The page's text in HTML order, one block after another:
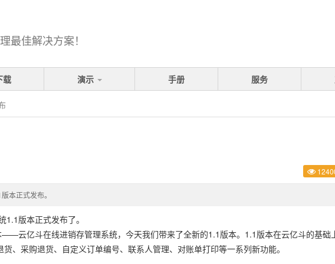
最佳解决方案！
载 演示 手册 服务
本正式发布。
版本正式发布了。
云亿斗在线进销存管理系统，今天我们带来了全新的1.1版本。1.1版本在云亿斗的基础
、采购退货、自定义订单编号、联系人管理、对账单打印等一系列新功能。